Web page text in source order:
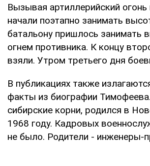
Вызывая артиллерийский огонь
начали поэтапно занимать
батальону пришлось занимать
огнем противника. К концу
взяли. Утром третьего дня
В публикациях также
факты из биографии
сибирские корни, родился в
1968 году. Кадровых
не было. Родители - инженеры-